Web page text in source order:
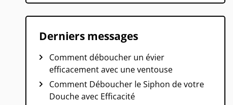
Derniers messages
Comment déboucher un évier
efficacement avec une ventouse
Comment Déboucher le Siphon de votre
Douche avec Efficacité